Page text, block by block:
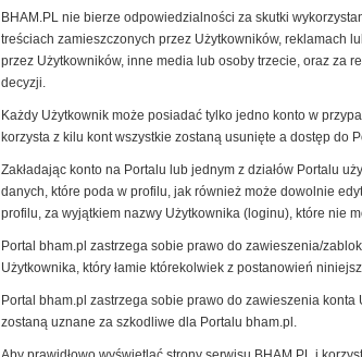
BHAM.PL nie bierze odpowiedzialności za skutki
treściach zamieszczonych przez Użytkowników, reklamach
przez Użytkowników, inne media lub osoby trzecie, oraz za
decyzji.
Każdy Użytkownik może posiadać tylko jedno konto w
korzysta z kilu kont wszystkie zostaną usunięte a dostęp do
Zakładając konto na Portalu lub jednym z działów Portalu
danych, które poda w profilu, jak również może dowolnie
profilu, za wyjątkiem nazwy Użytkownika (loginu), które nie
Portal bham.pl zastrzega sobie prawo do zawieszenia/
Użytkownika, który łamie którekolwiek z postanowień
Portal bham.pl zastrzega sobie prawo do zawieszenia konta
zostaną uznane za szkodliwe dla Portalu bham.pl.